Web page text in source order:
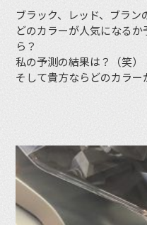
ブラック、レッド、ブラン
どのカラーが人気になる
ら？
私の予測の結果は？（笑）
そして貴方ならどのカラー